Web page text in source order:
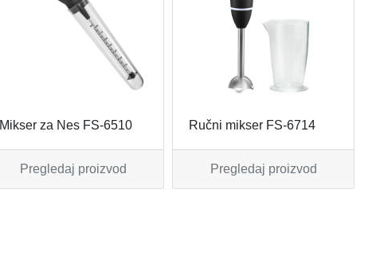
Mikser za Nes FS-6510
Pregledaj proizvod
Ručni mikser FS-6714
Pregledaj proizvod